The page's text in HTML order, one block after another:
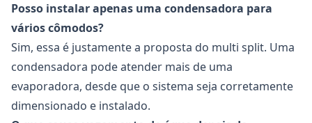
Posso instalar apenas uma condensadora para
vários cômodos?
Sim, essa é justamente a proposta do multi split. Uma
condensadora pode atender mais de uma
evaporadora, desde que o sistema seja corretamente
dimensionado e instalado.